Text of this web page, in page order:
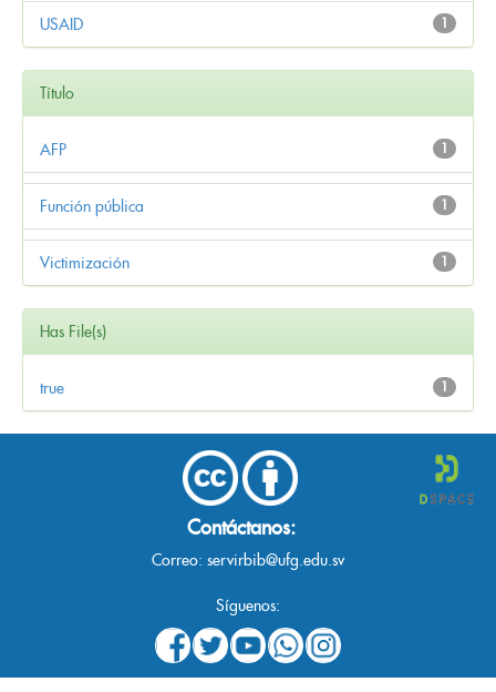
1
USAID
Título
1
AFP
1
Función pública
1
Victimización
Has File(s)
1
true
Contáctanos:
Correo: servirbib@ufg.edu.sv
Síguenos: